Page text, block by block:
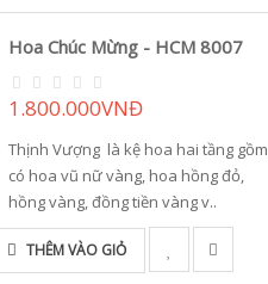
Hoa Chúc Mừng - HCM 8007
1.800.000VNĐ
Thịnh Vượng là kệ hoa hai tầng gồm
có hoa vũ nữ vàng, hoa hồng đỏ,
hồng vàng, đồng tiền vàng v..
THÊM VÀO GIỎ